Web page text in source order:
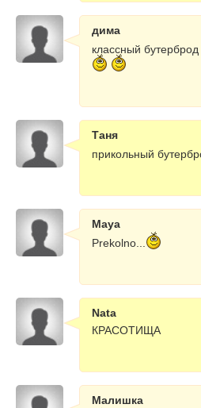
дима
классный
Таня
прикольный
Maya
Prekolno...
Nata
КРАСОТИЩА
Малишка